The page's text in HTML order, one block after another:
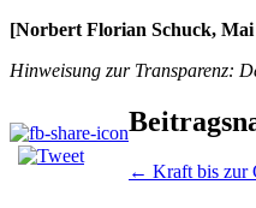
[Norbert Florian Schuck, Mai
Hinweisung zur Transparenz:
← Kraft bis zur